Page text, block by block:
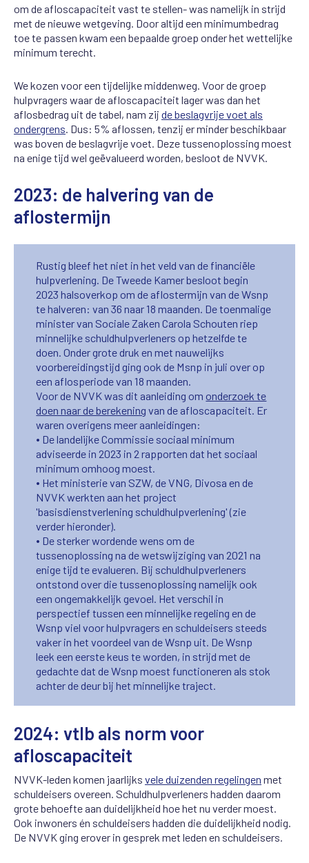
om de afloscapaciteit vast te stellen- was namelijk in strijd
met de nieuwe wetgeving. Door altijd een minimumbedrag
toe te passen kwam een bepaalde groep onder het wettelijke
minimum terecht.
We kozen voor een tijdelijke middenweg. Voor de groep
hulpvragers waar de afloscapaciteit lager was dan het
aflosbedrag uit de tabel, nam zij de beslagvrije voet als
ondergrens . Dus: 5% aflossen, tenzij er minder beschikbaar
was boven de beslagvrije voet. Deze tussenoplossing moest
na enige tijd wel geëvalueerd worden, besloot de NVVK.
2023: de halvering van de
aflostermijn
Rustig bleef het niet in het veld van de financiële
hulpverlening. De Tweede Kamer besloot begin
2023 halsoverkop om de aflostermijn van de Wsnp
te halveren: van 36 naar 18 maanden. De toenmalige
minister van Sociale Zaken Carola Schouten riep
minnelijke schuldhulpverleners op hetzelfde te
doen. Onder grote druk en met nauwelijks
voorbereidingstijd ging ook de Msnp in juli over op
een aflosperiode van 18 maanden.
Voor de NVVK was dit aanleiding omonderzoek te
doen naar de berekening van de afloscapaciteit. Er
waren overigens meer aanleidingen:
• De landelijke Commissie sociaal minimum
adviseerde in 2023 in 2 rapporten dat het sociaal
minimum omhoog moest.
• Het ministerie van SZW, de VNG, Divosa en de
NVVK werkten aan het project
'basisdienstverlening schuldhulpverlening' (zie
verder hieronder).
• De sterker wordende wens om de
tussenoplossing na de wetswijziging van 2021 na
enige tijd te evalueren. Bij schuldhulpverleners
ontstond over die tussenoplossing namelijk ook
een ongemakkelijk gevoel. Het verschil in
perspectief tussen een minnelijke regeling en de
Wsnp viel voor hulpvragers en schuldeisers steeds
vaker in het voordeel van de Wsnp uit. De Wsnp
leek een eerste keus te worden, in strijd met de
gedachte dat de Wsnp moest functioneren als stok
achter de deur bij het minnelijke traject.
2024: vtlb als norm voor
afloscapaciteit
NVVK-leden komen jaarlijks vele duizenden regelingen met
schuldeisers overeen. Schuldhulpverleners hadden daarom
grote behoefte aan duidelijkheid hoe het nu verder moest.
Ook inwoners én schuldeisers hadden die duidelijkheid nodig.
De NVVK ging erover in gesprek met leden en schuldeisers.